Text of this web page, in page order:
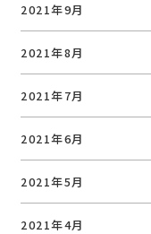
2021年9月
2021年8月
2021年7月
2021年6月
2021年5月
2021年4月